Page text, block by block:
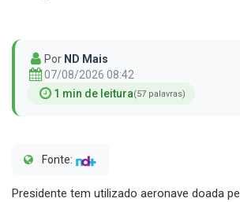
Por ND Mais
07/08/2026 08:42
1 min de leitura(57 palavras)
Fonte:
Presidente tem utilizado aeronave doada